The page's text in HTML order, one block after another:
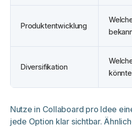
Produktentwicklung
Diversifikation
Nutze in Collaboard pro Idee
jede Option klar sichtbar.